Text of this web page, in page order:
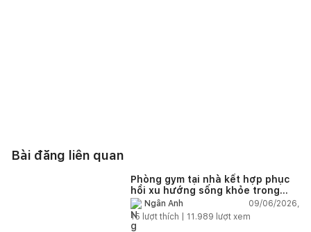
Bài đăng liên quan
Phòng gym tại nhà kết hợp phục
hồi xu hướng sống khỏe trong
nhà hiện đại
Ngân Anh
09/06/2026,
15 lượt thích | 11.989 lượt xem